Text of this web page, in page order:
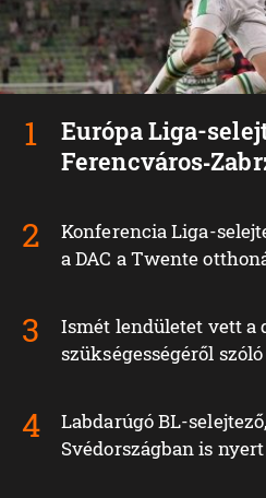
Európa Liga-
Konferencia Liga-
a DAC a Twente
Ismét lendületet vett a
szükségességéről
Labdarúgó BL-
Svédországban is